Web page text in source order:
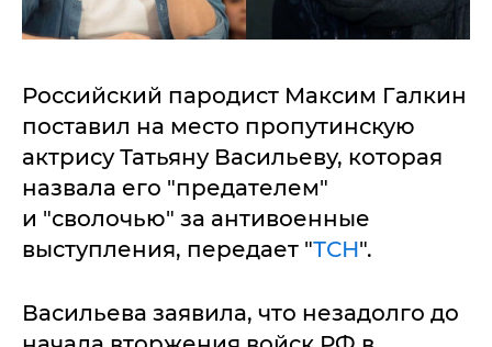
Российский пародист Максим Галкин
поставил на место пропутинскую
актрису Татьяну Васильеву, которая
назвала его "предателем"
и "сволочью" за антивоенные
выступления, передает "ТСН".
Васильева заявила, что незадолго до